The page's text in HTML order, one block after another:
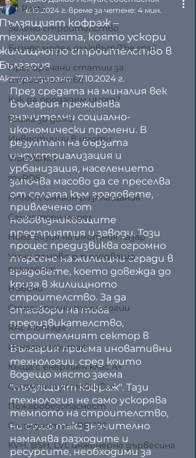
All Posts
Зелено строителство
Бизнес модел охлювът/The snail
Препоръчани статии за
строителство
Как да продадем имот?
Грижа за дома
Инвестиции в имоти
VibeMarket
myPOS
Fintech/Онлайн разплащания
Самостоен модел
Нова визия на имотния пазар
Умни домове от следващо
поколение
Новини
Строителни технологии
RAL Montage
Изнесен монтаж
Къща с енергиен клас А+
Сеизмична устойчивос
Пожаробезопасност
Стандартът REI 120
KVH, BSH, LVL инженерна дървесина
кофраж –
която ускори
строителство в
6.10.2024 г. време за четене: 4 мин.
17.10.2024 г.
През средата на миналия век
България преживява
значителни социално-
икономически промени. В
резултат на бързата
индустриализация и
урбанизация, населението
започва масово да се преселва
от селата към градовете,
привлечено от
нововъзникващите
предприятия и заводи. Този
процес предизвиква огромно
търсене на жилищни сгради в
градовете, което довежда до
криза в жилищното
строителство. За да
отговори на това
предизвикателство,
строителният сектор в
България приема иновативни
технологии, сред които
водещо място заема
"пълзящият кофраж". Тази
технология не само ускорява
темпото на строителство,
но също така значително
намалява разходите и
ресурсите, необходими за